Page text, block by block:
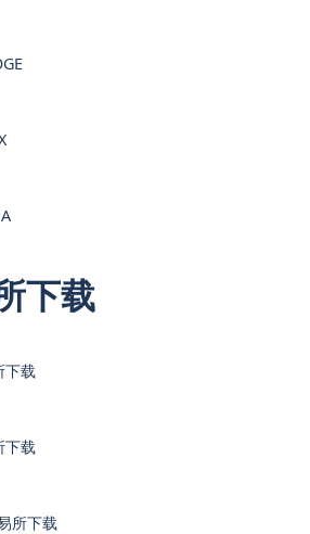
下载
下载
下载
所下载